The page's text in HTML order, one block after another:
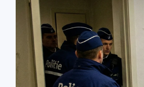
zaobserwuj nas